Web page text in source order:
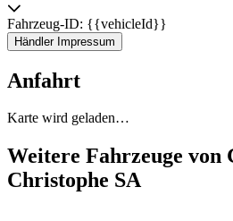
Fahrzeug-ID: {{vehicleId}}
Händler Impressum
Anfahrt
Karte wird geladen…
Weitere Fahrzeuge von
Christophe SA